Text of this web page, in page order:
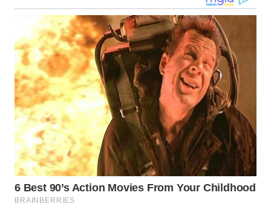
KARAWANG
WN
BEKASI
WN
BOGOR
WN
DEPOK
WN
TAPANULI
UTARA